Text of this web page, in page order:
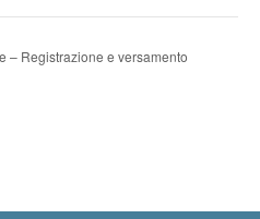
– Registrazione e versamento